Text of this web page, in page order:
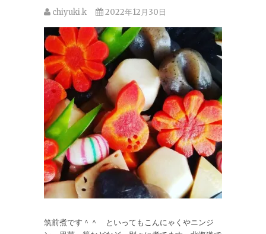
chiyuki.k 2022年12月30日
筑前煮です＾＾ といってもこんにゃくやニンジ